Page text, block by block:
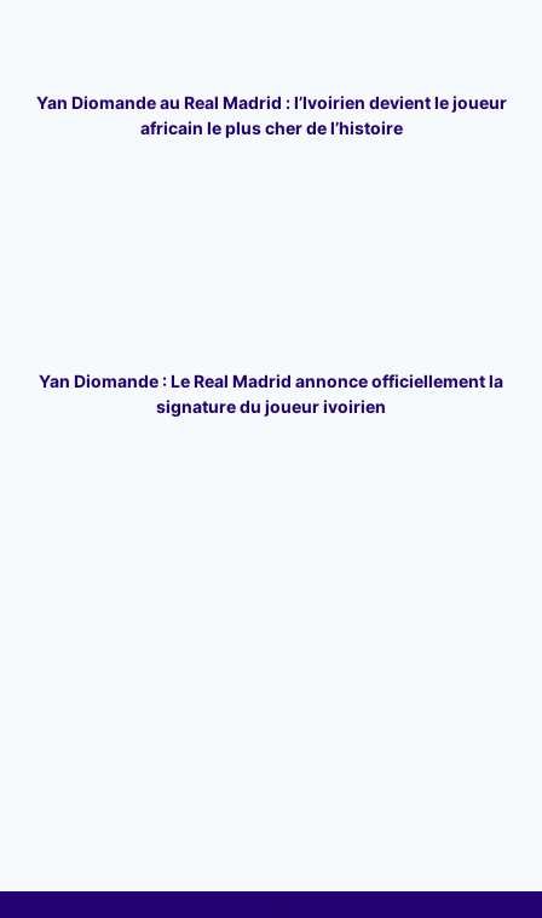
Yan Diomande au Real Madrid : l’Ivoirien devient le joueur
africain le plus cher de l’histoire
Yan Diomande : Le Real Madrid annonce officiellement la
signature du joueur ivoirien